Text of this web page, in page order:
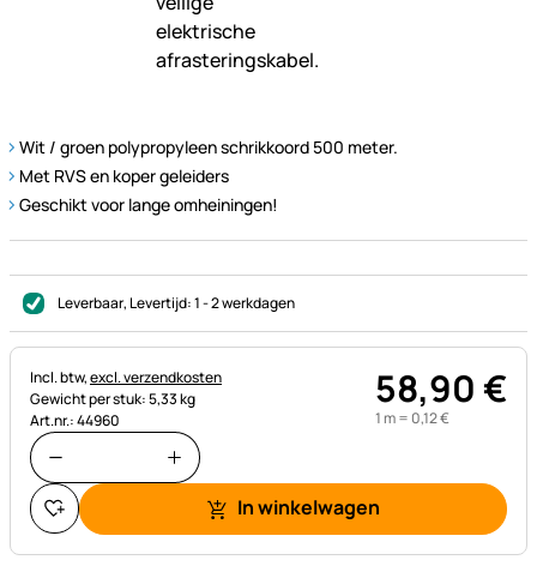
Wit / groen polypropyleen schrikkoord 500 meter.
Met RVS en koper geleiders
Geschikt voor lange omheiningen!
Leverbaar, Levertijd:1 - 2 werkdagen
Belastinginformatie:
Incl. btw,excl. verzendkosten
Gewicht per stuk: 5,33 kg
Art.nr.: 44960
58,90€
1 m = 0,12€
In winkelwagen